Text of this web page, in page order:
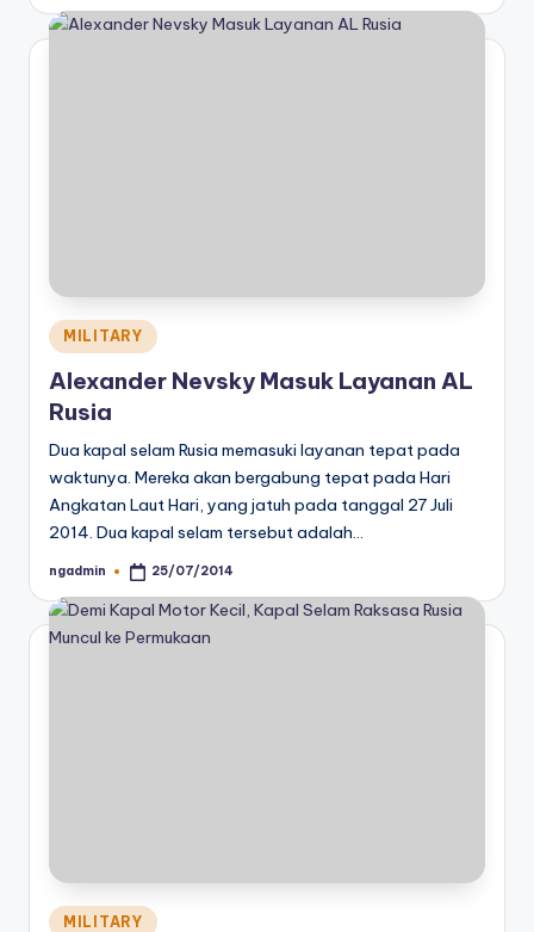
Posted
in
MILITARY
Alexander Nevsky Masuk Layanan AL
Rusia
Dua kapal selam Rusia memasuki layanan tepat pada
waktunya. Mereka akan bergabung tepat pada Hari
Angkatan Laut Hari, yang jatuh pada tanggal 27 Juli
2014. Dua kapal selam tersebut adalah…
Posted
ngadmin 25/07/2014
Posted
MILITARY